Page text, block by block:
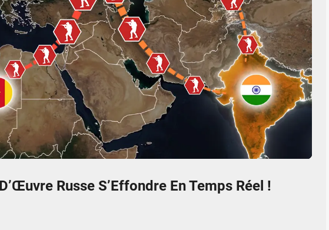
Settings
Enter
Russe S’Effondre En Temps Réel !